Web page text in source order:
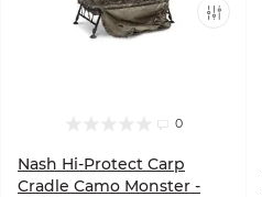
0
Nash Hi-Protect Carp
Cradle Camo Monster -